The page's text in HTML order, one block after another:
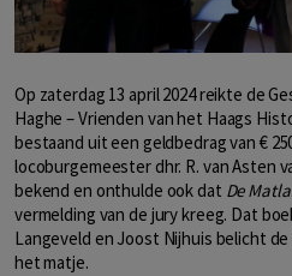
Op zaterdag 13 april 2024 reikte de
Haghe – Vrienden van het Haags
bestaand uit een geldbedrag van €
locoburgemeester dhr. R. van Asten
bekend en onthulde ook dat De
vermelding van de jury kreeg. Dat
Langeveld en Joost Nijhuis belicht
het matje.